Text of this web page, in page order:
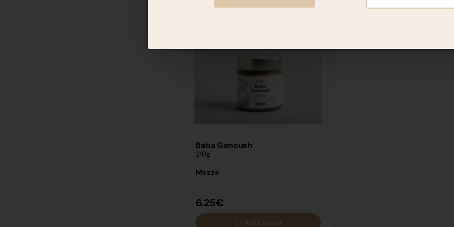
×
Baba Ganoush
210g
Mezze
6.25€
Adicionar